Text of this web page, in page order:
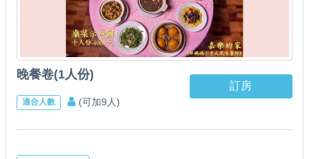
晚餐卷(1人份)
適合人數 (可加9人)
訂房